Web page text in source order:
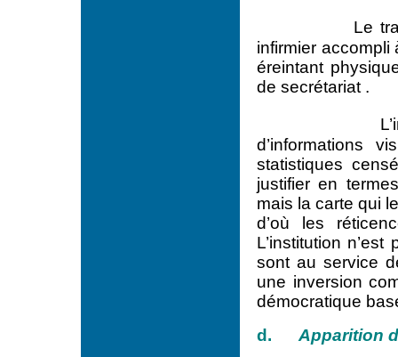
Le
infirmier
éreintant
de secrétariat .
d’informations
statistiques
justifier en
mais la carte qui
d’où les
L’institution
sont au service
une inversion
démocratique
d. Apparition